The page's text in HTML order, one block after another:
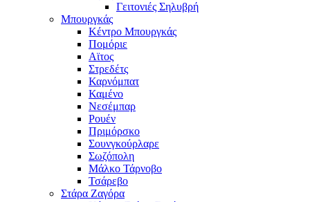
Γειτονιές Σηλυβρή
Μπουργκάς
Κέντρο Μπουργκάς
Πομόριε
Αϊτος
Στρεδέτς
Καρνόμπατ
Καμένο
Νεσέμπαρ
Ρουέν
Πριμόρσκο
Σουνγκούρλαρε
Σωζόπολη
Μάλκο Τάρνοβο
Τσάρεβο
Στάρα Ζαγόρα